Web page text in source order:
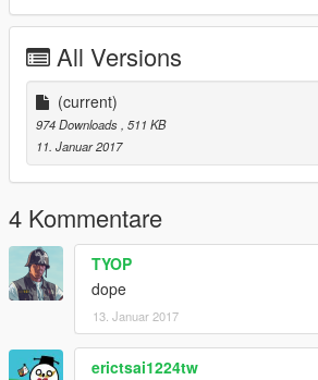
All Versions
(current)
974 Downloads, 511 KB
11. Januar 2017
4 Kommentare
TYOP
dope
13. Januar 2017
erictsai1224tw